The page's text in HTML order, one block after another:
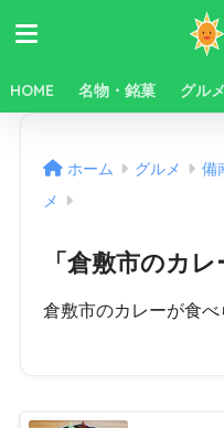
HOME 名物・銘菓 グルメ
ホーム グルメ 備
メ
「倉敷市のカ
倉敷市のカレーが食べ